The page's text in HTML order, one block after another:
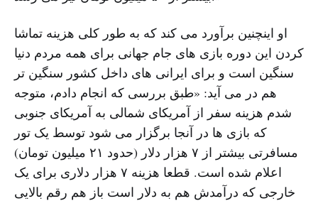
او اینچنین برآورد می کند که به طور کلی هزینه تماشا
کردن این دوره بازی های جام جهانی برای همه مردم دنیا
سنگین است و برای ایرانی های داخل کشور سنگین تر
هم در می آید: «طبق بررسی که انجام دادم، متوجه
شدم هزینه سفر از آمریکای شمالی به آمریکای جنوبی
که بازی ها در آنجا برگزار می شود توسط یک تور
مسافرتی بیشتر از ۷ هزار دلار (حدود ۲۱ میلیون تومان)
اعلام شده است. قطعا هزینه ۷ هزار دلاری برای یک
خارجی که درآمدش هم به دلار است باز هم رقم بالایی